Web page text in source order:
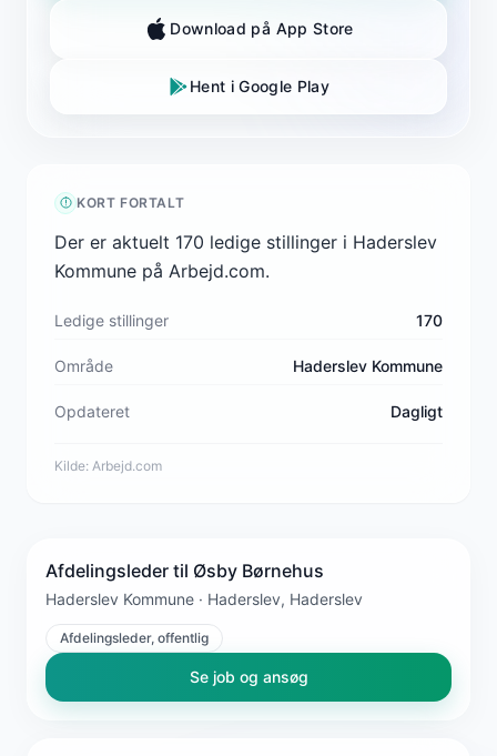
Download på App Store
Hent i Google Play
KORT FORTALT
Der er aktuelt 170 ledige stillinger i Haderslev
Kommune på Arbejd.com.
Ledige stillinger 170
Område Haderslev Kommune
Opdateret Dagligt
Kilde: Arbejd.com
Afdelingsleder til Øsby Børnehus
Haderslev Kommune · Haderslev, Haderslev
Afdelingsleder, offentlig
Se job og ansøg